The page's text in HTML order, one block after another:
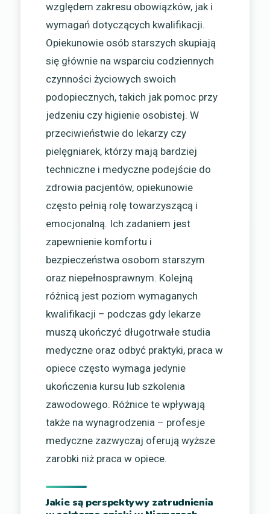
względem zakresu obowiązków, jak i
wymagań dotyczących kwalifikacji.
Opiekunowie osób starszych skupiają
się głównie na wsparciu codziennych
czynności życiowych swoich
podopiecznych, takich jak pomoc przy
jedzeniu czy higienie osobistej. W
przeciwieństwie do lekarzy czy
pielęgniarek, którzy mają bardziej
techniczne i medyczne podejście do
zdrowia pacjentów, opiekunowie
często pełnią rolę towarzyszącą i
emocjonalną. Ich zadaniem jest
zapewnienie komfortu i
bezpieczeństwa osobom starszym
oraz niepełnosprawnym. Kolejną
różnicą jest poziom wymaganych
kwalifikacji – podczas gdy lekarze
muszą ukończyć długotrwałe studia
medyczne oraz odbyć praktyki, praca w
opiece często wymaga jedynie
ukończenia kursu lub szkolenia
zawodowego. Różnice te wpływają
także na wynagrodzenia – profesje
medyczne zazwyczaj oferują wyższe
zarobki niż praca w opiece.
Jakie są perspektywy zatrudnienia